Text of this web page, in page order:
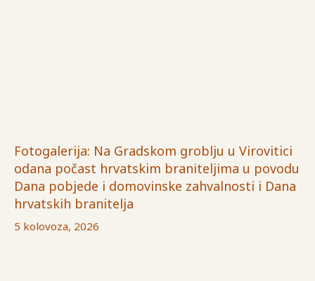
Fotogalerija: Na Gradskom groblju u Virovitici
odana počast hrvatskim braniteljima u povodu
Dana pobjede i domovinske zahvalnosti i Dana
hrvatskih branitelja
5 kolovoza, 2026